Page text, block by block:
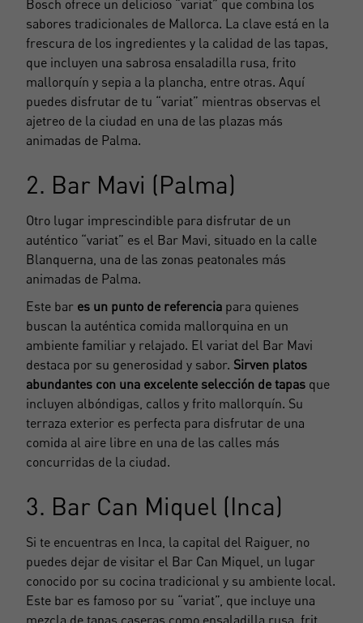
Bosch ofrece un delicioso “variat” que combina los
sabores tradicionales de Mallorca. La clave está en la
frescura de los ingredientes y la calidad de las tapas,
que incluyen una sabrosa ensaladilla rusa, frito
mallorquín y sepia a la plancha, entre otras. Aquí
puedes disfrutar de tu “variat” mientras observas el
ajetreo de la ciudad en una de las plazas más
animadas de Palma.
2. Bar Mavi (Palma)
Otro lugar imprescindible para disfrutar de un
auténtico “variat” es el Bar Mavi, situado en la calle
Blanquerna , una de las zonas peatonales más
animadas de Palma.
Este bar es un punto de referencia para quienes
buscan la auténtica comida mallorquina en un
ambiente familiar y relajado. El variat del Bar Mavi
destaca por su generosidad y sabor. Sirven platos
abundantes con una excelente selección de tapas que
incluyen albóndigas, callos y frito mallorquín. Su
terraza exterior es perfecta para disfrutar de una
comida al aire libre en una de las calles más
concurridas de la ciudad.
3. Bar Can Miquel (Inca)
Si te encuentras en Inca, la capital del Raiguer, no
puedes dejar de visitar el Bar Can Miquel, un lugar
conocido por su cocina tradicional y su ambiente local.
Este bar es famoso por su “variat”, que incluye una
mezcla de tapas caseras como ensaladilla rusa, frit